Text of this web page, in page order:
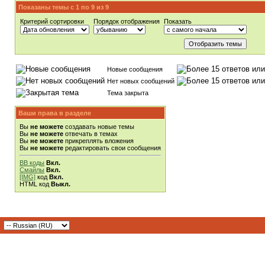
Показаны темы с 1 по 9 из 9
Критерий сортировки
Порядок отображения Показать
Новые сообщения
Нет новых сообщений
Тема закрыта
Ваши права в разделе
Вы не можете создавать новые темы
Вы не можете отвечать в темах
Вы не можете прикреплять вложения
Вы не можете редактировать свои сообщения
BB коды Вкл.
Смайлы Вкл.
[IMG] код Вкл.
HTML код Выкл.